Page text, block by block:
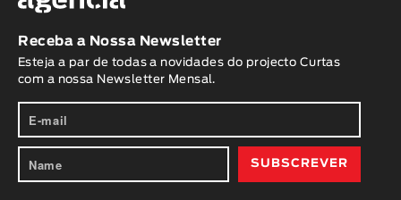
Receba a Nossa Newsletter
Esteja a par de todas a novidades do projecto Curtas
com a nossa Newsletter Mensal.